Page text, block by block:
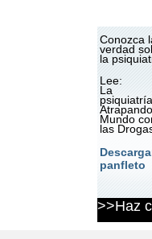
Conozca
verdad
la
Lee:
La
Mundo
las
panfleto
>>Haz